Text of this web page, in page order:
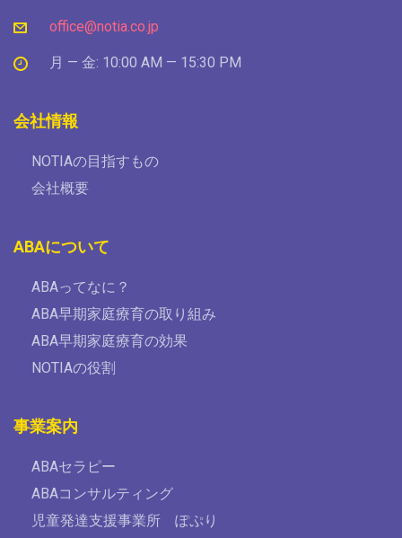
office@notia.co.jp
月 — 金: 10:00 AM — 15:30 PM
会社情報
NOTIAの目指すもの
会社概要
ABAについて
ABAってなに？
ABA早期家庭療育の取り組み
ABA早期家庭療育の効果
NOTIAの役割
事業案内
ABAセラピー
ABAコンサルティング
児童発達支援事業所 ぽぷり